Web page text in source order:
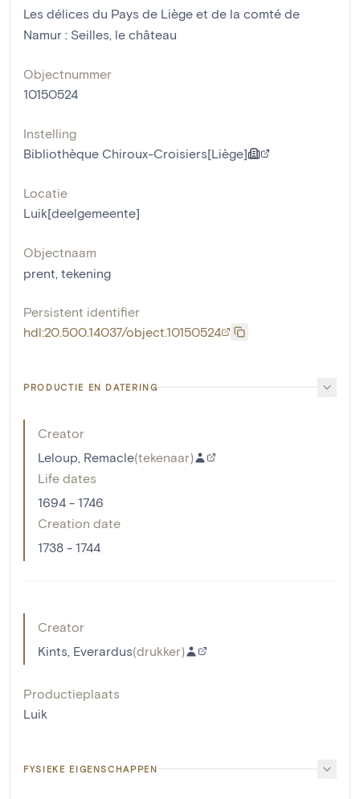
Les délices du Pays de Liège et de la comté de
Namur : Seilles, le château
Objectnummer
10150524
Instelling
Bibliothèque Chiroux-Croisiers[Liège]
Locatie
Luik[deelgemeente]
Objectnaam
prent tekening
Persistent identifier
hdl:20.500.14037/object.10150524
PRODUCTIE EN DATERING
Creator
Leloup, Remacle(tekenaar)
Life dates
1694 - 1746
Creation date
1738 - 1744
Creator
Kints, Everardus(drukker)
Productieplaats
Luik
FYSIEKE EIGENSCHAPPEN